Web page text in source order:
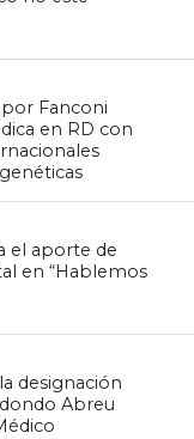
Fanconi
en RD con
el aporte de
en “Hablemos
designación
Abreu